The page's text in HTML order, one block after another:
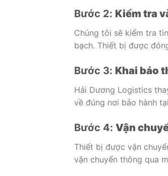
Bước 2: Kiểm tra
Chúng tôi sẽ kiểm tra
bạch. Thiết bị được
Bước 3: Khai báo
Hải Dương Logistics
về đúng nơi bảo hành tại
Bước 4: Vận
Thiết bị được vận
vận chuyển thông qua